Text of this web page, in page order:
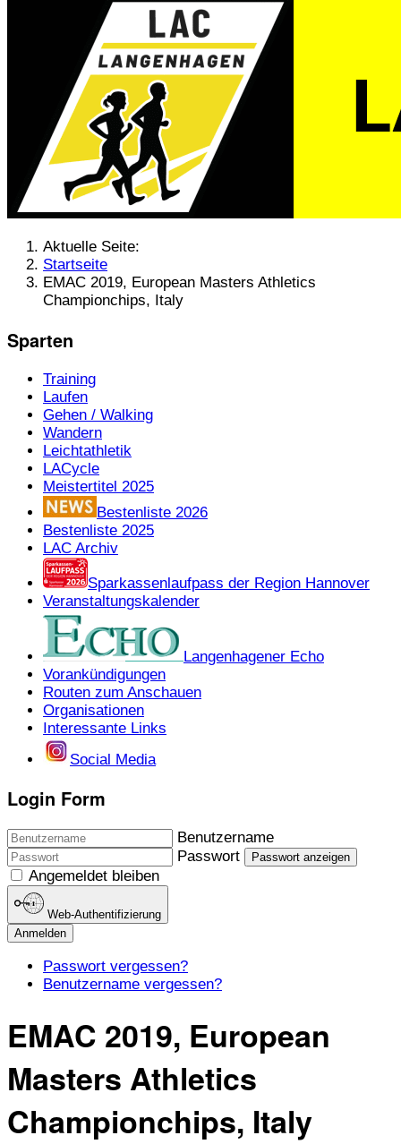
Aktuelle Seite:
Startseite
EMAC 2019, European Masters Athletics
Championchips, Italy
Sparten
Training
Laufen
Gehen / Walking
Wandern
Leichtathletik
LACycle
Meistertitel 2025
Bestenliste 2026
Bestenliste 2025
LAC Archiv
Sparkassenlaufpass der Region Hannover
Veranstaltungskalender
Langenhagener Echo
Vorankündigungen
Routen zum Anschauen
Organisationen
Interessante Links
Social Media
Login Form
Benutzername
Passwort
Passwort anzeigen
Angemeldet bleiben
Web-Authentifizierung
Anmelden
Passwort vergessen?
Benutzername vergessen?
EMAC 2019, European
Masters Athletics
Championchips, Italy